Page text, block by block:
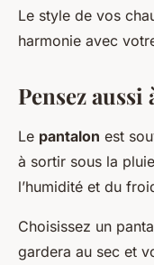
Le style de vos
harmonie avec
Pensez
Le pantalon est
à sortir sous la
l’humidité et du
Choisissez un
gardera au sec et